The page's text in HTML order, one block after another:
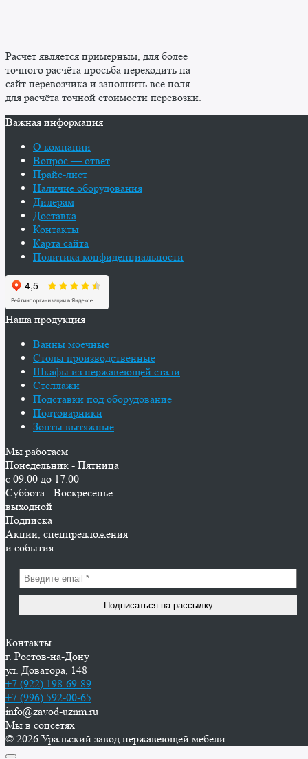
Расчёт является примерным, для более
точного расчёта просьба переходить на
сайт перевозчика и заполнить все поля
для расчёта точной стоимости перевозки.
Важная информация
О компании
Вопрос — ответ
Прайс-лист
Наличие оборудования
Дилерам
Доставка
Контакты
Карта сайта
Политика конфиденциальности
Наша продукция
Ванны моечные
Столы производственные
Шкафы из нержавеющей стали
Стеллажи
Подставки под оборудование
Подтоварники
Зонты вытяжные
Мы работаем
Понедельник - Пятница
с 09:00 до 17:00
Суббота - Воскресенье
выходной
Подписка
Акции, спецпредложения
и события
Контакты
г. Ростов-на-Дону
ул. Доватора, 148
+7 (922) 198-69-89
+7 (996) 592-00-65
info@zavod-uznm.ru
Мы в соцсетях
© 2026 Уральский завод нержавеющей мебели